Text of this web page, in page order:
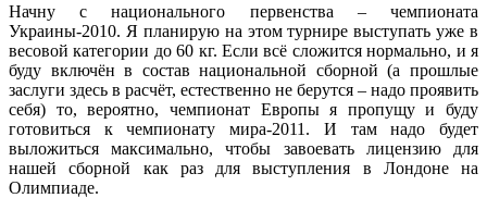
Начну с национального первенства – чемпионата
Украины-2010. Я планирую на этом турнире выступать уже в
весовой категории до 60 кг. Если всё сложится нормально, и я
буду включён в состав национальной сборной (а прошлые
заслуги здесь в расчёт, естественно не берутся – надо проявить
себя) то, вероятно, чемпионат Европы я пропущу и буду
готовиться к чемпионату мира-2011. И там надо будет
выложиться максимально, чтобы завоевать лицензию для
нашей сборной как раз для выступления в Лондоне на
Олимпиаде.